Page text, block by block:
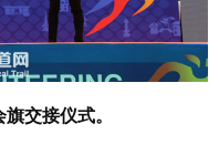
交接仪式。